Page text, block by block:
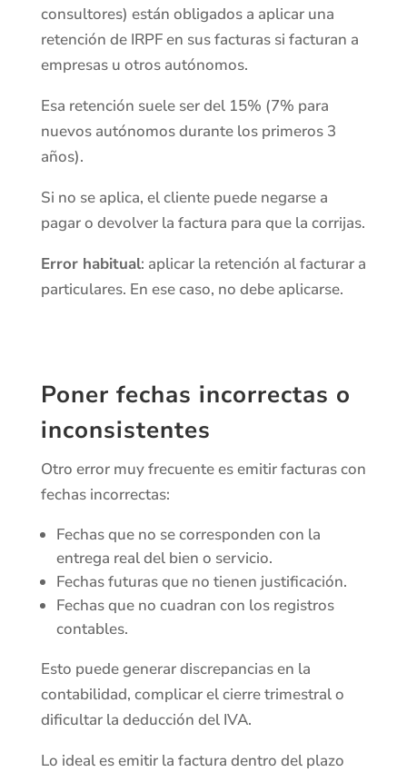
consultores) están obligados a aplicar una
retención de IRPF en sus facturas si facturan a
empresas u otros autónomos.
Esa retención suele ser del 15% (7% para
nuevos autónomos durante los primeros 3
años).
Si no se aplica, el cliente puede negarse a
pagar o devolver la factura para que la corrijas.
Error habitual: aplicar la retención al facturar a
particulares. En ese caso, no debe aplicarse.
Poner fechas incorrectas o
inconsistentes
Otro error muy frecuente es emitir facturas con
fechas incorrectas:
Fechas que no se corresponden con la
entrega real del bien o servicio.
Fechas futuras que no tienen justificación.
Fechas que no cuadran con los registros
contables.
Esto puede generar discrepancias en la
contabilidad, complicar el cierre trimestral o
dificultar la deducción del IVA.
Lo ideal es emitir la factura dentro del plazo